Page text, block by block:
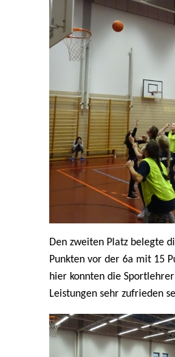
Den zweiten Platz belegte
Punkten vor der 6a mit 15
hier konnten die
Leistungen sehr zufrieden